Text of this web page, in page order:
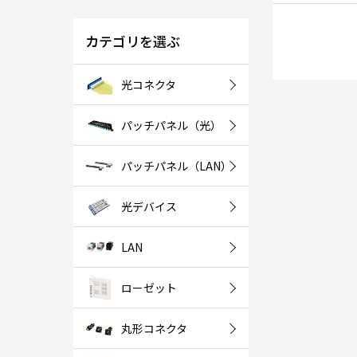
カテゴリを選ぶ
光コネクタ
パッチパネル（光）
パッチパネル（LAN）
光デバイス
LAN
ローゼット
丸形コネクタ